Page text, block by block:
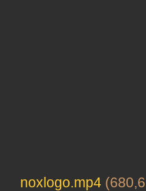
noxlogo.mp4